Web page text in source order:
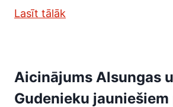
Lasīt tālāk
Aicinājums Alsungas
Gudenieku